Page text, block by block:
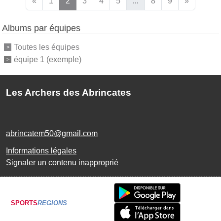
Albums par équipes
Toutes les équipes
équipe 1 (exemple)
Les Archers des Abrincates
abrincatem50@gmail.com
Informations légales
Signaler un contenu inapproprié
SPORTSREGIONS